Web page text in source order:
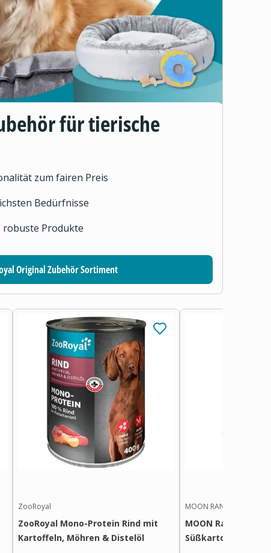
für tierische
zum fairen Preis
Bedürfnisse
Produkte
Original Zubehör Sortiment
ZooRoyal
ZooRoyal Mono-Protein Rind mit
Kartoffeln, Möhren & Distelöl
MOON RANGER
MOON Ranger
Süßkartoffeln